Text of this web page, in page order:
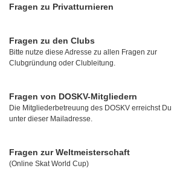
Fragen zu Privatturnieren
Fragen zu den Clubs
Bitte nutze diese Adresse zu allen Fragen zur
Clubgründung oder Clubleitung.
Fragen von DOSKV-Mitgliedern
Die Mitgliederbetreuung des DOSKV erreichst Du
unter dieser Mailadresse.
Fragen zur Weltmeisterschaft
(Online Skat World Cup)